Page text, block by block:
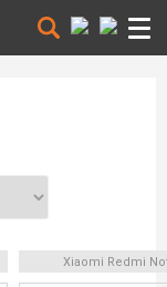
Xiaomi Redmi